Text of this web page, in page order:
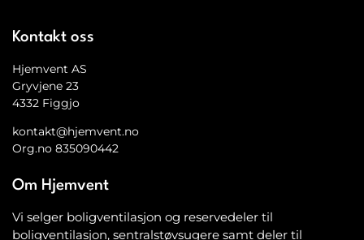
Kontakt oss
Hjemvent AS
Gryvjene 23
4332 Figgjo
kontakt@hjemvent.no
Org.no 835090442
Om Hjemvent
Vi selger boligventilasjon og reservedeler til
boligventilasjon, sentralstøvsugere samt deler til